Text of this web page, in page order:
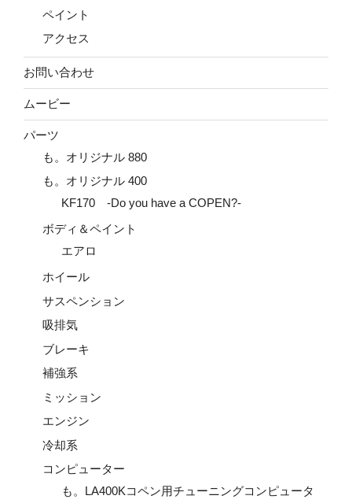
ペイント
アクセス
お問い合わせ
ムービー
パーツ
も。オリジナル 880
も。オリジナル 400
KF170 -Do you have a COPEN?-
ボディ＆ペイント
エアロ
ホイール
サスペンション
吸排気
ブレーキ
補強系
ミッション
エンジン
冷却系
コンピューター
も。LA400Kコペン用チューニングコンピュータ